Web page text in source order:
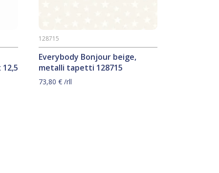
Everybody Bonjour beige,
metalli tapetti 128715
128715
73,80€ /rll